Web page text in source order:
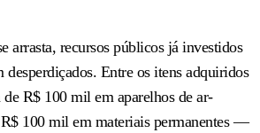
arrasta, recursos públicos já investidos
desperdiçados. Entre os itens adquiridos
de R$ 100 mil em aparelhos de ar-
100 mil em materiais permanentes —